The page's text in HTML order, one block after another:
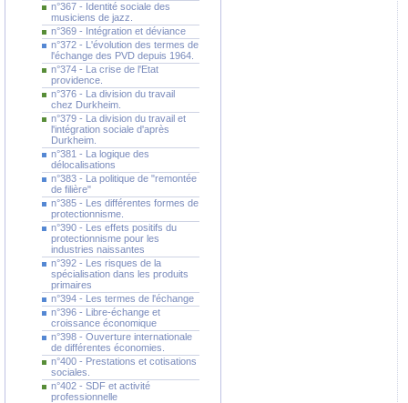
n°367 - Identité sociale des
musiciens de jazz.
n°369 - Intégration et déviance
n°372 - L'évolution des termes de
l'échange des PVD depuis 1964.
n°374 - La crise de l'Etat
providence.
n°376 - La division du travail
chez Durkheim.
n°379 - La division du travail et
l'intégration sociale d'après
Durkheim.
n°381 - La logique des
délocalisations
n°383 - La politique de "remontée
de filière"
n°385 - Les différentes formes de
protectionnisme.
n°390 - Les effets positifs du
protectionnisme pour les
industries naissantes
n°392 - Les risques de la
spécialisation dans les produits
primaires
n°394 - Les termes de l'échange
n°396 - Libre-échange et
croissance économique
n°398 - Ouverture internationale
de différentes économies.
n°400 - Prestations et cotisations
sociales.
n°402 - SDF et activité
professionnelle